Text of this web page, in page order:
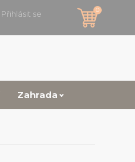
Přihlásit se 0
Zahrada